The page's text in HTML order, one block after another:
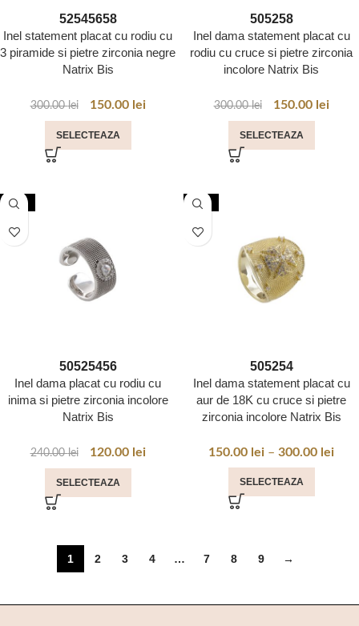
52545658
Inel statement placat cu rodiu cu
3 piramide si pietre zirconia negre
Natrix Bis
300.00lei 150.00 lei
SELECTEAZA
505258
Inel dama statement placat cu
rodiu cu cruce si pietre zirconia
incolore Natrix Bis
300.00lei 150.00 lei
SELECTEAZA
-50%
50525456
Inel dama placat cu rodiu cu
inima si pietre zirconia incolore
Natrix Bis
240.00lei 120.00 lei
SELECTEAZA
-50%
505254
Inel dama statement placat cu
aur de 18K cu cruce si pietre
zirconia incolore Natrix Bis
150.00 lei – 300.00 lei
SELECTEAZA
1 2 3 4 … 7 8 9 →